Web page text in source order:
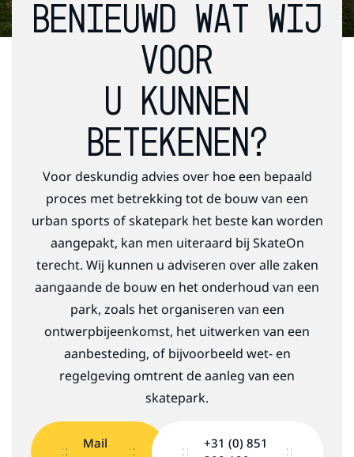
BENIEUWD WAT WIJ
VOOR
U KUNNEN
BETEKENEN?
Voor deskundig advies over hoe een bepaald
proces met betrekking tot de bouw van een
urban sports of skatepark het beste kan worden
aangepakt, kan men uiteraard bij SkateOn
terecht. Wij kunnen u adviseren over alle zaken
aangaande de bouw en het onderhoud van een
park, zoals het organiseren van een
ontwerpbijeenkomst, het uitwerken van een
aanbesteding, of bijvoorbeeld wet- en
regelgeving omtrent de aanleg van een
skatepark.
Mail
+31 (0) 851